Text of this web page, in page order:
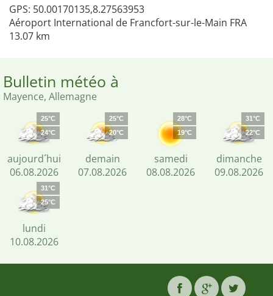
GPS: 50.00170135,8.27563953
Aéroport International de Francfort-sur-le-Main FRA
13.07 km
Bulletin météo à
Mayence, Allemagne
25°C
24°C
aujourd´hui
06.08.2026
25°C
20°C
demain
07.08.2026
28°C
19°C
samedi
08.08.2026
31°C
22°C
dimanche
09.08.2026
31°C
25°C
lundi
10.08.2026